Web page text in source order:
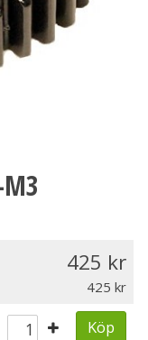
425
425
Köp